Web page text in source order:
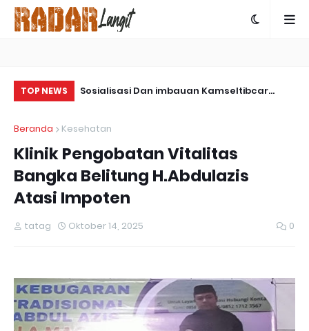
TOP NEWS
Damai
Sosialisasi Dan imbauan Kamseltibcar
Beranda
Kesehatan
Klinik Pengobatan Vitalitas
Bangka Belitung H.Abdulazis
Atasi Impoten
tatag Oktober 14, 2025 0